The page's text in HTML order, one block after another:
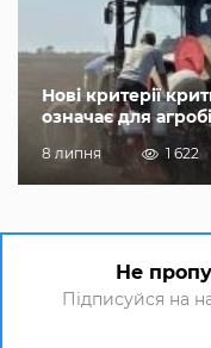
Нові критерії
означає для
8 липня 1 622
Не
Підписуйся на